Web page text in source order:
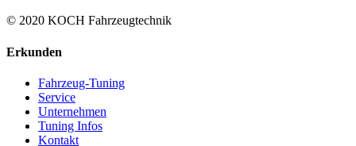
© 2020 KOCH Fahrzeugtechnik
Erkunden
Fahrzeug-Tuning
Service
Unternehmen
Tuning Infos
Kontakt